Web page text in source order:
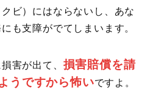
ビ）にはならないし、あな
も支障がでてしまいます。
害が出て、 損害賠償を請
うですから怖いですよ。